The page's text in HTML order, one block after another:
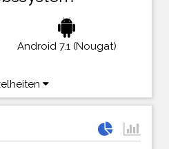
Android 7.1 (Nougat)